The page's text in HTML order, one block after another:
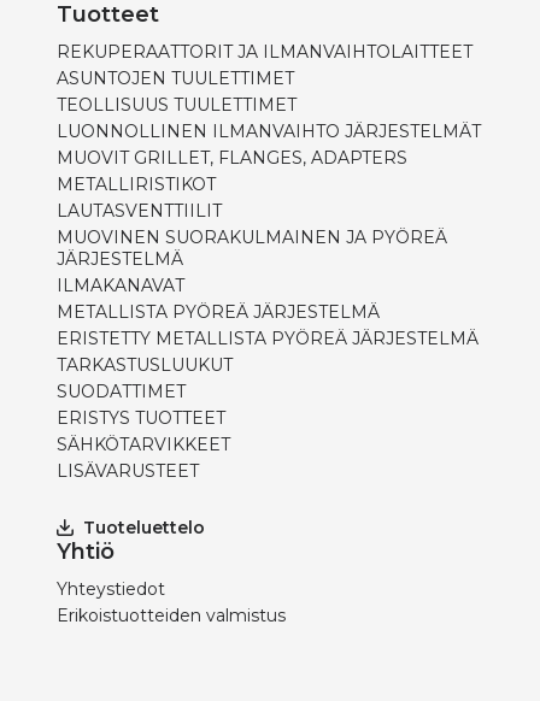
Tuotteet
REKUPERAATTORIT JA ILMANVAIHTOLAITTEET
ASUNTOJEN TUULETTIMET
TEOLLISUUS TUULETTIMET
LUONNOLLINEN ILMANVAIHTO JÄRJESTELMÄT
MUOVIT GRILLET, FLANGES, ADAPTERS
METALLIRISTIKOT
LAUTASVENTTIILIT
MUOVINEN SUORAKULMAINEN JA PYÖREÄ
JÄRJESTELMÄ
ILMAKANAVAT
METALLISTA PYÖREÄ JÄRJESTELMÄ
ERISTETTY METALLISTA PYÖREÄ JÄRJESTELMÄ
TARKASTUSLUUKUT
SUODATTIMET
ERISTYS TUOTTEET
SÄHKÖTARVIKKEET
LISÄVARUSTEET
Tuoteluettelo
Yhtiö
Yhteystiedot
Erikoistuotteiden valmistus